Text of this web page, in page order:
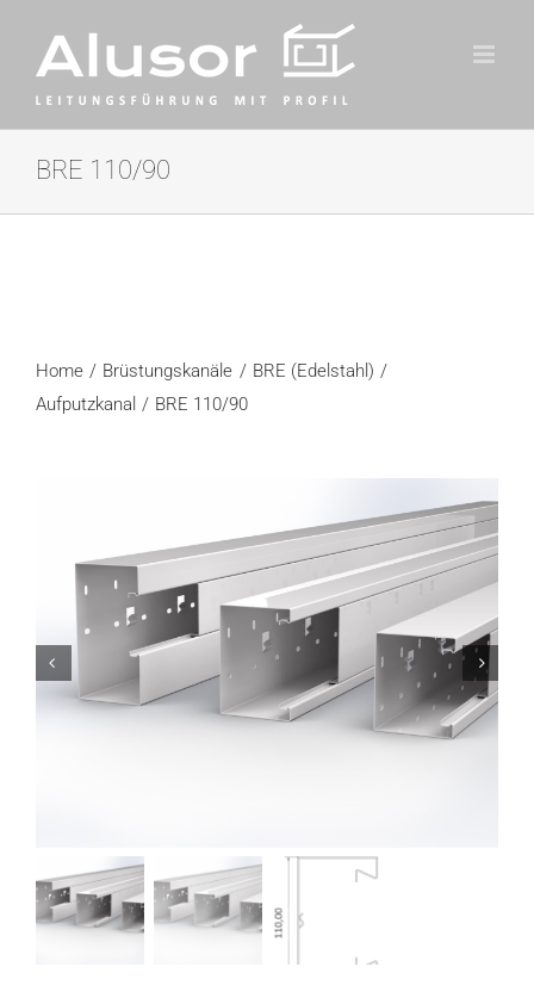
Inhalt
springen
BRE 110/90
Home Brüstungskanäle
BRE (Edelstahl)
Aufputzkanal
BRE 110/90